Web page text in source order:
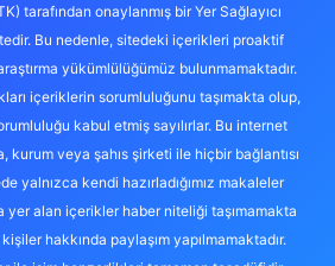
tarafından onaylanmış bir Yer Sağlayıcı
Bu nedenle, sitedeki içerikleri proaktif
yükümlülüğümüz bulunmamaktadır.
içeriklerin sorumluluğunu taşımakta olup,
kabul etmiş sayılırlar. Bu internet
kurum veya şahıs şirketi ile hiçbir bağlantısı
yalnızca kendi hazırladığımız makaleler
yer alan içerikler haber niteliği taşımamakta
hakkında paylaşım yapılmamaktadır.